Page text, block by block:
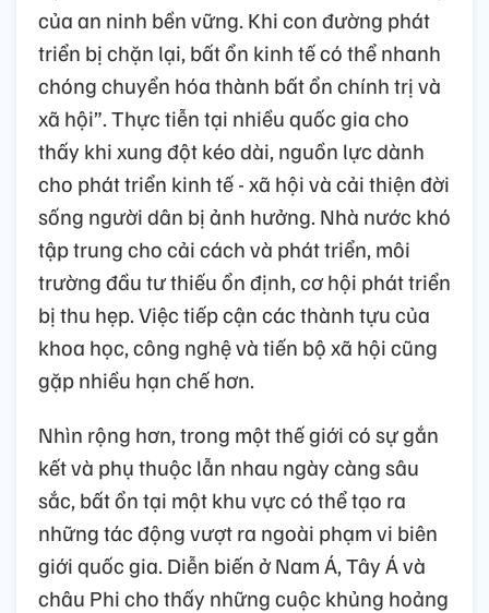
của an ninh bền vững. Khi con đường phát
triển bị chặn lại, bất ổn kinh tế có thể nhanh
chóng chuyển hóa thành bất ổn chính trị và
xã hội”. Thực tiễn tại nhiều quốc gia cho
thấy khi xung đột kéo dài, nguồn lực dành
cho phát triển kinh tế - xã hội và cải thiện đời
sống người dân bị ảnh hưởng. Nhà nước khó
tập trung cho cải cách và phát triển, môi
trường đầu tư thiếu ổn định, cơ hội phát triển
bị thu hẹp. Việc tiếp cận các thành tựu của
khoa học, công nghệ và tiến bộ xã hội cũng
gặp nhiều hạn chế hơn.
Nhìn rộng hơn, trong một thế giới có sự gắn
kết và phụ thuộc lẫn nhau ngày càng sâu
sắc, bất ổn tại một khu vực có thể tạo ra
những tác động vượt ra ngoài phạm vi biên
giới quốc gia. Diễn biến ở Nam Á, Tây Á và
châu Phi cho thấy những cuộc khủng hoảng